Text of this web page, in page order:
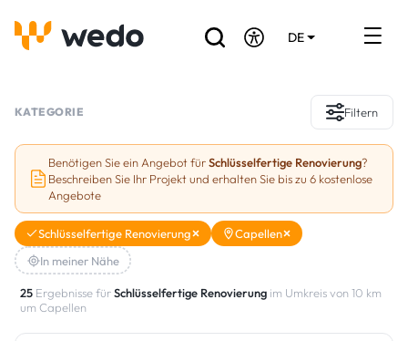
DE
Referenzen
Förderungen & Zuschüsse
Stellenbörse
Sind Sie Handwerker?
KATEGORIE Filtern
Benötigen Sie ein Angebot fürSchlüsselfertige Renovierung?
Beschreiben Sie Ihr Projekt und erhalten Sie bis zu 6 kostenlose
Angebote
Schlüsselfertige Renovierung
Capellen
In meiner Nähe
25 Ergebnisse fürSchlüsselfertige Renovierung im Umkreis von 10 km
um Capellen